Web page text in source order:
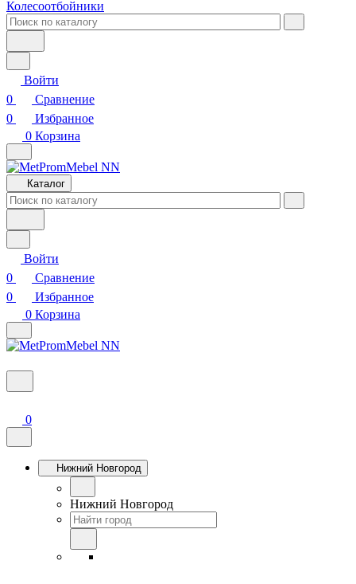
Колесоотбойники
Войти
0
Сравнение
0
Избранное
0 Корзина
Каталог
Войти
0
Сравнение
0
Избранное
0 Корзина
0
Нижний Новгород
Нижний Новгород